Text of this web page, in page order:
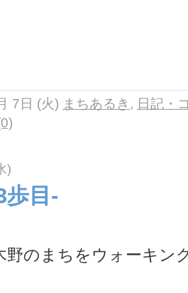
7日 (火) まちあるき , 日記・
)
歩目-
野のまちをウォーキン